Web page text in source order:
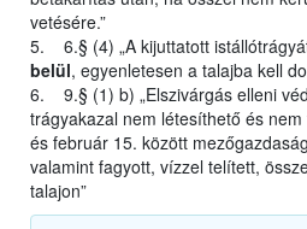
vetésére.”
5. 6.§ (4) „A kijuttatott
belül, egyenletesen a talajba kell
6. 9.§ (1) b) „Elszivárgás elleni
trágyakazal nem létesíthető és
és február 15. között
valamint fagyott, vízzel telített,
talajon”